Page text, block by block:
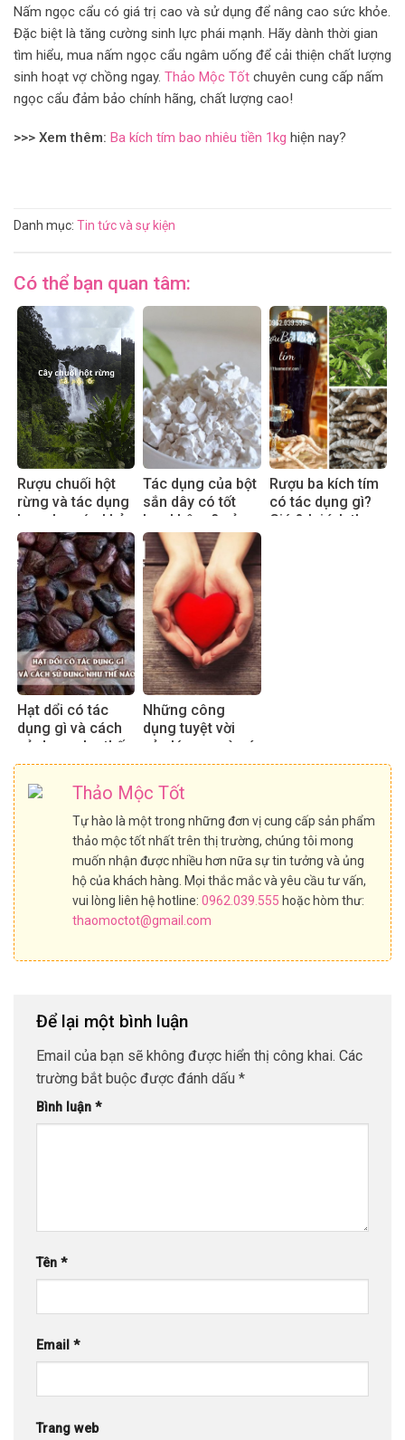
Nấm ngọc cẩu có giá trị cao và sử dụng để nâng cao sức khỏe.
Đặc biệt là tăng cường sinh lực phái mạnh. Hãy dành thời gian
tìm hiểu, mua nấm ngọc cẩu ngâm uống để cải thiện chất lượng
sinh hoạt vợ chồng ngay. Thảo Mộc Tốt chuyên cung cấp nấm
ngọc cẩu đảm bảo chính hãng, chất lượng cao!
>>> Xem thêm: Ba kích tím bao nhiêu tiền 1kg hiện nay?
Danh mục: Tin tức và sự kiện
Có thể bạn quan tâm:
Rượu chuối hột
rừng và tác dụng
hay cho sức khỏe
Tác dụng của bột
sắn dây có tốt
hay không? sử
dụng đúng cách
hiệu quả
Rượu ba kích tím
có tác dụng gì?
Giá & lợi ích thực
Hạt dổi có tác
dụng gì và cách
sử dụng như thế
nào?
Những công
dụng tuyệt vời
của lá sen mà có
thể bạn chưa biết
Thảo Mộc Tốt
Tự hào là một trong những đơn vị cung cấp sản phẩm
thảo mộc tốt nhất trên thị trường, chúng tôi mong
muốn nhận được nhiều hơn nữa sự tin tưởng và ủng
hộ của khách hàng. Mọi thắc mắc và yêu cầu tư vấn,
vui lòng liên hệ hotline: 0962.039.555 hoặc hòm thư:
thaomoctot@gmail.com
Để lại một bình luận
Email của bạn sẽ không được hiển thị công khai. Các
trường bắt buộc được đánh dấu *
Bình luận *
Tên *
Email *
Trang web